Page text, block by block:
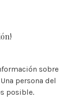
sobre
persona del
posible.